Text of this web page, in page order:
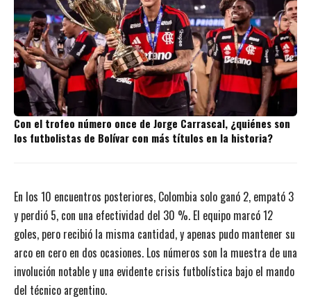
Con el trofeo número once de Jorge Carrascal, ¿quiénes son
los futbolistas de Bolívar con más títulos en la historia?
En los 10 encuentros posteriores, Colombia solo ganó 2, empató 3
y perdió 5, con una efectividad del 30 %. El equipo marcó 12
goles, pero recibió la misma cantidad, y apenas pudo mantener su
arco en cero en dos ocasiones. Los números son la muestra de una
involución notable y una evidente crisis futbolística bajo el mando
del técnico argentino.